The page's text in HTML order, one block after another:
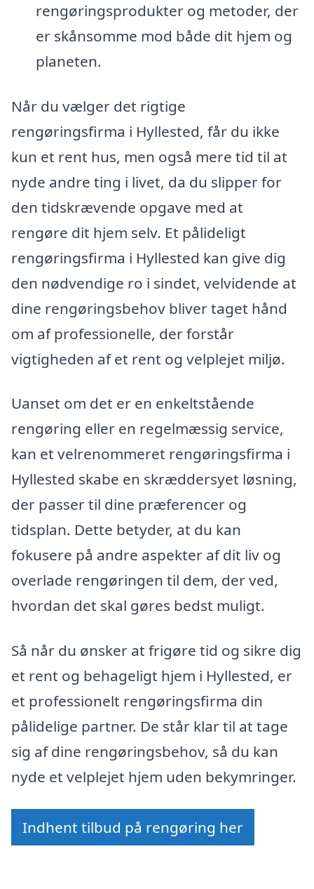
rengøringsprodukter og metoder, der
er skånsomme mod både dit hjem og
planeten.
Når du vælger det rigtige
rengøringsfirma i Hyllested, får du ikke
kun et rent hus, men også mere tid til at
nyde andre ting i livet, da du slipper for
den tidskrævende opgave med at
rengøre dit hjem selv. Et pålideligt
rengøringsfirma i Hyllested kan give dig
den nødvendige ro i sindet, velvidende at
dine rengøringsbehov bliver taget hånd
om af professionelle, der forstår
vigtigheden af et rent og velplejet miljø.
Uanset om det er en enkeltstående
rengøring eller en regelmæssig service,
kan et velrenommeret rengøringsfirma i
Hyllested skabe en skræddersyet løsning,
der passer til dine præferencer og
tidsplan. Dette betyder, at du kan
fokusere på andre aspekter af dit liv og
overlade rengøringen til dem, der ved,
hvordan det skal gøres bedst muligt.
Så når du ønsker at frigøre tid og sikre dig
et rent og behageligt hjem i Hyllested, er
et professionelt rengøringsfirma din
pålidelige partner. De står klar til at tage
sig af dine rengøringsbehov, så du kan
nyde et velplejet hjem uden bekymringer.
Indhent tilbud på rengøring her